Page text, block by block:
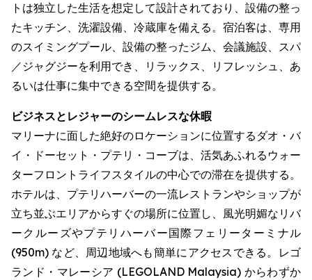
トは独立した生活を想定して設計されており、設備の整っ
たキッチン、洗濯設備、冷蔵庫を備える。宿泊客は、専用
のスイミングプール、設備の整ったジム、会議施設、スパ
／ジャグジーを利用でき、リラックス、リフレッシュ、あ
るいは仕事に集中できる空間を提供する。
ビジネスとレジャーのシームレスな休暇
マリーナに面した絶好のロケーションに位置するダオ・バ
イ・ドーセット・プテリ・コーブは、活気あふれるウォー
ターフロントライフスタイルの中心での滞在を提供する。
ホテルは、プテリハーバーの一流レストランやショップが
立ち並ぶエリアからすぐの場所に位置し、風光明媚なリバ
ークルーズやプテリハーバー国際フェリーターミナル
(950m) など、周辺地域へも簡単にアクセスできる。レゴ
ランド・マレーシア (LEGOLAND Malaysia) からわずか